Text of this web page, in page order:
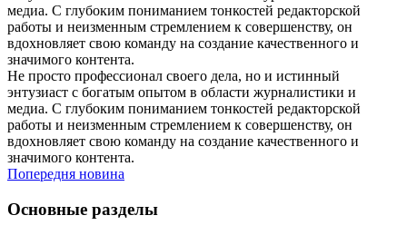
медиа. С глубоким пониманием тонкостей редакторской
работы и неизменным стремлением к совершенству, он
вдохновляет свою команду на создание качественного и
значимого контента.
Не просто профессионал своего дела, но и истинный
энтузиаст с богатым опытом в области журналистики и
медиа. С глубоким пониманием тонкостей редакторской
работы и неизменным стремлением к совершенству, он
вдохновляет свою команду на создание качественного и
значимого контента.
Попередня новина
Основные разделы